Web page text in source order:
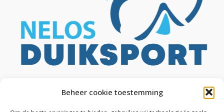
Beheer cookie toestemming